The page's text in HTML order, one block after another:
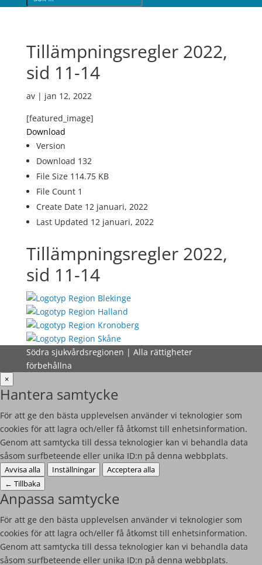
Tillämpningsregler 2022,
sid 11-14
av | jan 12, 2022
[featured_image]
Download
Version
Download 132
File Size 114.75 KB
File Count 1
Create Date 12 januari, 2022
Last Updated 12 januari, 2022
Tillämpningsregler 2022,
sid 11-14
Södra sjukvårdsregionen | Alla rättigheter
förbehållna
×
Hantera samtycke
För att ge den bästa upplevelsen använder vi teknologier som
cookies för att lagra och/eller få åtkomst till enhetsinformation.
Genom att samtycka till dessa teknologier kan vi behandla data
såsom surfbeteende eller unika ID:n på denna webbplats.
Avvisa alla Inställningar
Acceptera alla
← Tillbaka
Anpassa samtycke
För att ge den bästa upplevelsen använder vi teknologier som
cookies för att lagra och/eller få åtkomst till enhetsinformation.
Genom att samtycka till dessa teknologier kan vi behandla data
såsom surfbeteende eller unika ID:n på denna webbplats.